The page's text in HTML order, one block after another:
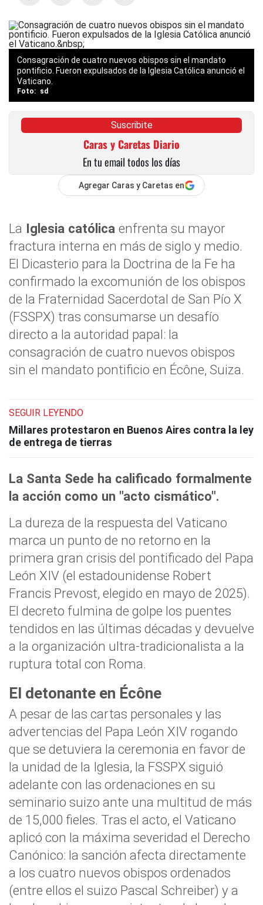
Consagración de cuatro nuevos obispos sin el mandato
pontificio. Fueron expulsados de la Iglesia Católica anunció el
Vaticano.
sd
Suscribite
Caras y Caretas Diario
En tu email todos los días
Agregar Caras y Caretas en
La Iglesia católica enfrenta su mayor
fractura interna en más de siglo y medio.
El Dicasterio para la Doctrina de la Fe ha
confirmado la excomunión de los obispos
de la Fraternidad Sacerdotal de San Pío X
(FSSPX) tras consumarse un desafío
directo a la autoridad papal: la
consagración de cuatro nuevos obispos
sin el mandato pontificio en Écône, Suiza.
SEGUIR LEYENDO
Millares protestaron en Buenos Aires contra la ley
de entrega de tierras
La Santa Sede ha calificado formalmente
la acción como un "acto cismático".
La dureza de la respuesta del Vaticano
marca un punto de no retorno en la
primera gran crisis del pontificado del Papa
León XIV (el estadounidense Robert
Francis Prevost, elegido en mayo de 2025).
El decreto fulmina de golpe los puentes
tendidos en las últimas décadas y devuelve
a la organización ultra-tradicionalista a la
ruptura total con Roma.
El detonante en Écône
A pesar de las cartas personales y las
advertencias del Papa León XIV rogando
que se detuviera la ceremonia en favor de
la unidad de la Iglesia, la FSSPX siguió
adelante con las ordenaciones en su
seminario suizo ante una multitud de más
de 15,000 fieles. Tras el acto, el Vaticano
aplicó con la máxima severidad el Derecho
Canónico: la sanción afecta directamente
a los cuatro nuevos obispos ordenados
(entre ellos el suizo Pascal Schreiber) y a